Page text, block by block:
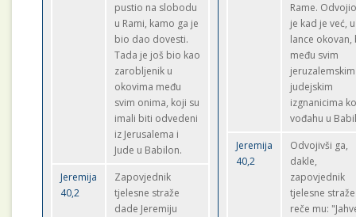
pustio na slobodu
u Rami, kamo ga je
bio dao dovesti.
Tada je još bio kao
zarobljenik u
okovima među
svim onima, koji su
imali biti odvedeni
iz Jerusalema i
Jude u Babilon.
Jeremija
40,2
Zapovjednik
tjelesne straže
dade Jeremiju
Rame.
je kad je već, u
lance okovan,
među svim
judejskim
izgnanicima
vođahu u
Jeremija
40,2
Odvojivši ga,
dakle,
zapovjednik
tjelesne straže
reče mu: